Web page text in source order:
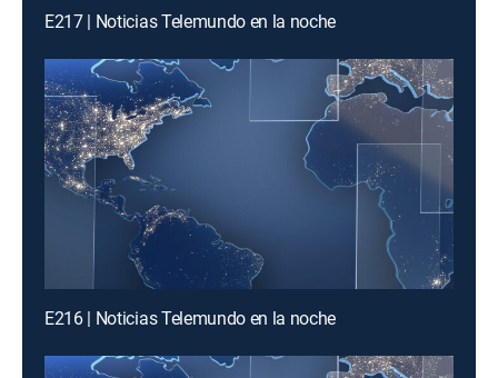
E217 | Noticias Telemundo en la noche
E216 | Noticias Telemundo en la noche